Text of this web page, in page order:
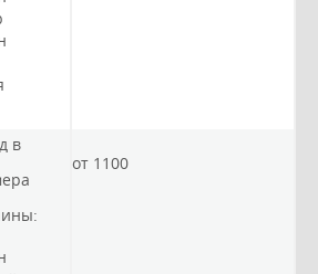
в
от 1100